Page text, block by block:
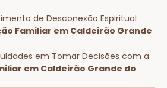
de Desconexão Espiritual
Familiar em Caldeirão Grande
em Tomar Decisões com a
em Caldeirão Grande do